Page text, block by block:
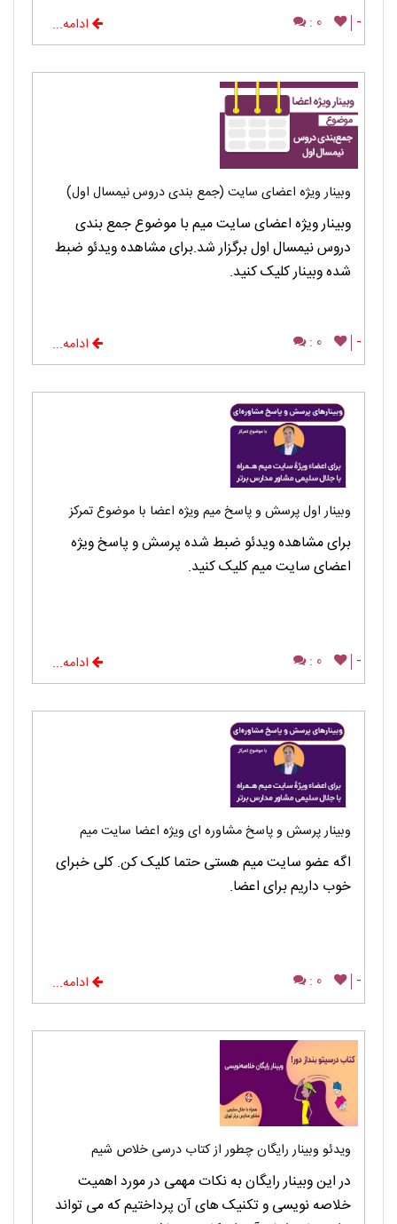
-
0 : ادامه...
وبینار ویژه اعضای سایت (جمع بندی دروس نیمسال اول)
وبینار ویژه اعضای سایت میم با موضوع جمع بندی
دروس نیمسال اول برگزار شد.برای مشاهده ویدئو ضبط
شده وبینار کلیک کنید.
-
0 : ادامه...
وبینار اول پرسش و پاسخ میم ویژه اعضا با موضوع تمرکز
برای مشاهده ویدئو ضبط شده پرسش و پاسخ ویژه
اعضای سایت میم کلیک کنید.
-
0 : ادامه...
وبینار پرسش و پاسخ مشاوره ای ویژه اعضا سایت میم
اگه عضو سایت میم هستی حتما کلیک کن. کلی خبرای
خوب داریم برای اعضا.
-
0 : ادامه...
ویدئو وبینار رایگان چطور از کتاب درسی خلاص شیم
در این وبینار رایگان به نکات مهمی در مورد اهمیت
خلاصه نویسی و تکنیک های آن پرداختیم که می تواند